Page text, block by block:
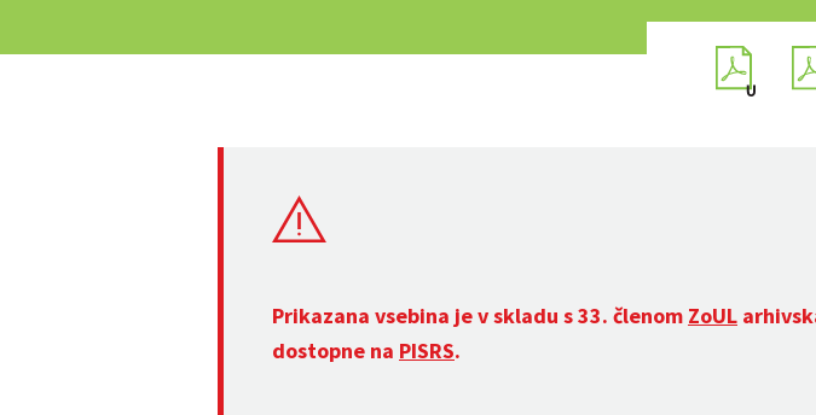
Prikazana vsebina je v skladu s 33. členom ZoUL
dostopne na PISRS.